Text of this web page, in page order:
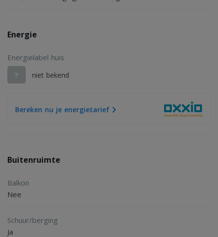
comfort, rust en natuur perfect samen.
Energie
Energielabel huis
?
niet bekend
Bereken nu je energietarief
Buitenruimte
Balkon
Nee
Schuur/berging
Ja